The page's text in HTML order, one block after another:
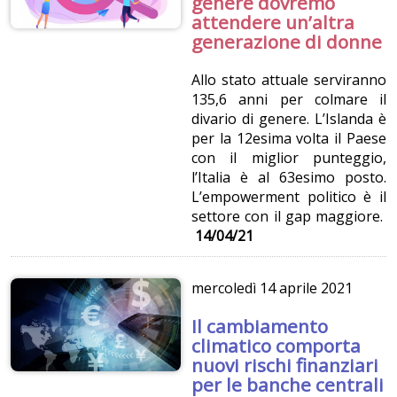
attendere un’altra
generazione di donne
Allo stato attuale serviranno
135,6 anni per colmare il
divario di genere. L’Islanda è
per la 12esima volta il Paese
con il miglior punteggio,
l’Italia è al 63esimo posto.
L’empowerment politico è il
settore con il gap maggiore.
14/04/21
mercoledì 14 aprile 2021
Il cambiamento
climatico comporta
nuovi rischi finanziari
per le banche centrali